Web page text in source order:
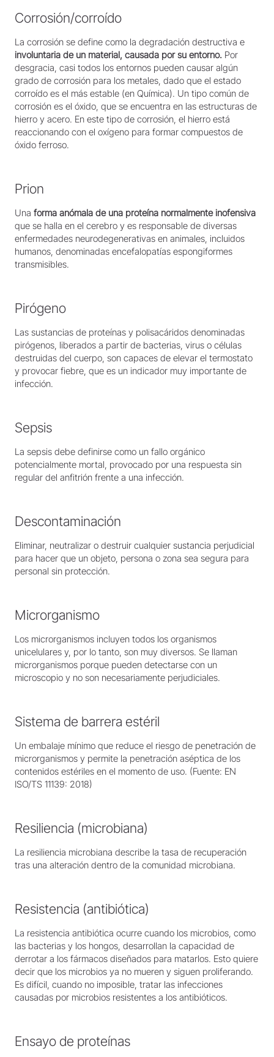
Corrosión/corroído
La corrosión se define como la degradación destructiva e
involuntaria de un material, causada por su entorno. Por
desgracia, casi todos los entornos pueden causar algún
grado de corrosión para los metales, dado que el estado
corroído es el más estable (en Química). Un tipo común de
corrosión es el óxido, que se encuentra en las estructuras de
hierro y acero. En este tipo de corrosión, el hierro está
reaccionando con el oxígeno para formar compuestos de
óxido ferroso.
Prion
Una forma anómala de una proteína normalmente inofensiva
que se halla en el cerebro y es responsable de diversas
enfermedades neurodegenerativas en animales, incluidos
humanos, denominadas encefalopatías espongiformes
transmisibles.
Pirógeno
Las sustancias de proteínas y polisacáridos denominadas
pirógenos, liberados a partir de bacterias, virus o células
destruidas del cuerpo, son capaces de elevar el termostato
y provocar fiebre, que es un indicador muy importante de
infección.
Sepsis
La sepsis debe definirse como un fallo orgánico
potencialmente mortal, provocado por una respuesta sin
regular del anfitrión frente a una infección.
Descontaminación
Eliminar, neutralizar o destruir cualquier sustancia perjudicial
para hacer que un objeto, persona o zona sea segura para
personal sin protección.
Microrganismo
Los microrganismos incluyen todos los organismos
unicelulares y, por lo tanto, son muy diversos. Se llaman
microrganismos porque pueden detectarse con un
microscopio y no son necesariamente perjudiciales.
Sistema de barrera estéril
Un embalaje mínimo que reduce el riesgo de penetración de
microrganismos y permite la penetración aséptica de los
contenidos estériles en el momento de uso. (Fuente: EN
ISO/TS 11139: 2018)
Resiliencia (microbiana)
La resiliencia microbiana describe la tasa de recuperación
tras una alteración dentro de la comunidad microbiana.
Resistencia (antibiótica)
La resistencia antibiótica ocurre cuando los microbios, como
las bacterias y los hongos, desarrollan la capacidad de
derrotar a los fármacos diseñados para matarlos. Esto quiere
decir que los microbios ya no mueren y siguen proliferando.
Es difícil, cuando no imposible, tratar las infecciones
causadas por microbios resistentes a los antibióticos.
Ensayo de proteínas